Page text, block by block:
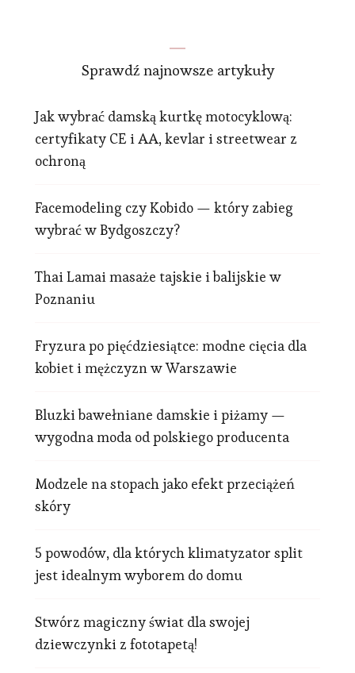
Sprawdź najnowsze artykuły
Jak wybrać damską kurtkę motocyklową:
certyfikaty CE i AA, kevlar i streetwear z
ochroną
Facemodeling czy Kobido — który zabieg
wybrać w Bydgoszczy?
Thai Lamai masaże tajskie i balijskie w
Poznaniu
Fryzura po pięćdziesiątce: modne cięcia dla
kobiet i mężczyzn w Warszawie
Bluzki bawełniane damskie i piżamy —
wygodna moda od polskiego producenta
Modzele na stopach jako efekt przeciążeń
skóry
5 powodów, dla których klimatyzator split
jest idealnym wyborem do domu
Stwórz magiczny świat dla swojej
dziewczynki z fototapetą!